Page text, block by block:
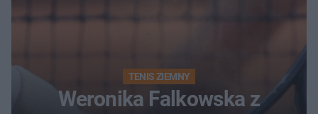
TENIS ZIEMNY
Weronika Falkowska z